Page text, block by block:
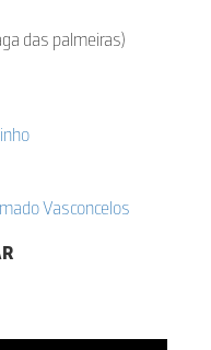
das palmeiras)
Vasconcelos